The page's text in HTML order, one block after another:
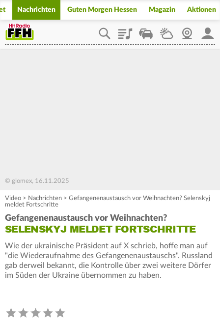
Nachrichten Guten Morgen Hessen Magazin Aktionen
PlaylistStaupilotWetterWebcam
© glomex, 16.11.2025
Video > Nachrichten > Gefangenenaustausch vor Weihnachten? Selenskyj
meldet Fortschritte
Gefangenenaustausch vor Weihnachten?
SELENSKYJ MELDET FORTSCHRITTE
Wie der ukrainische Präsident auf X schrieb, hoffe man auf
"die Wiederaufnahme des Gefangenenaustauschs". Russland
gab derweil bekannt, die Kontrolle über zwei weitere Dörfer
im Süden der Ukraine übernommen zu haben.